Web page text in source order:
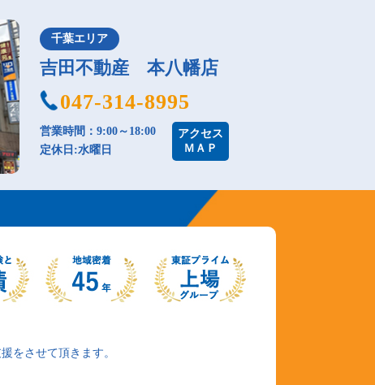
千葉エリア
吉田不動産 本八幡店
047-314-8995
営業時間：9:00～18:00
定休日:水曜日
アクセス
ＭＡＰ
をさせて頂きます。